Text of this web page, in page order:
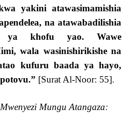
yakini atawasimamishia
na atawabadilishia
ya khofu yao. Wawe
wala wasinishirikishe na
kufuru baada ya hayo,
.” [Surat Al-Noor: 55].
Mungu Atangaza: